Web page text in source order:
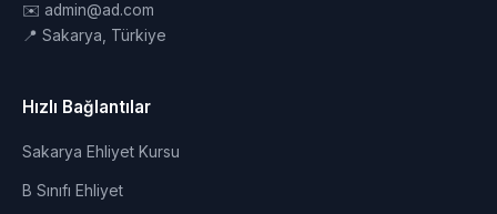
✉️ admin@ad.com
📍 Sakarya, Türkiye
Hızlı Bağlantılar
Sakarya Ehliyet Kursu
B Sınıfı Ehliyet